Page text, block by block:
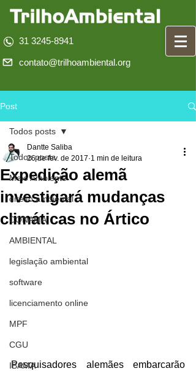
31 3245-8941
contato@trilhoambiental.org
Post
Todos posts
Meio Ambiente
direito ambiental
CONAMA
AMBIENTAL
legislação ambiental
software
licenciamento online
MPF
CGU
IBAMA
Todos posts
Expedição alemã
investigará mudanças
climáticas no Ártico
Dantte Saliba
26 de fev. de 2017 1 min de leitura
Pesquisadores alemães embarcarão